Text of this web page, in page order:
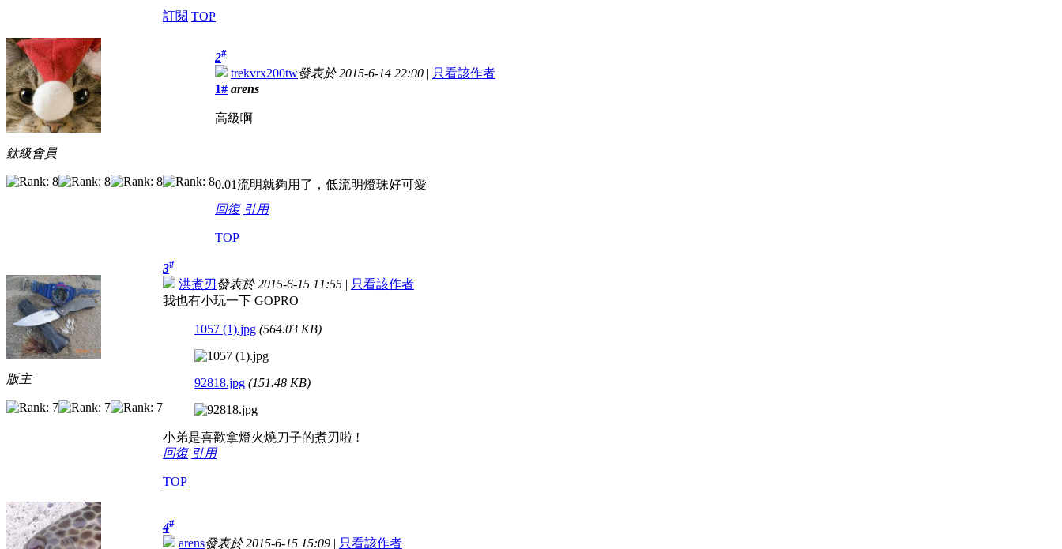
訂閱 TOP
鈦級會員
2#
trekvrx200tw發表於 2015-6-14 22:00 | 只看該作者
1# arens
高級啊
0.01流明就夠用了，低流明燈珠好可愛
回復 引用
TOP
版主
3#
洪煮刃 發表於 2015-6-15 11:55 | 只看該作者
我也有小玩一下 GOPRO
1057 (1).jpg (564.03 KB)
92818.jpg (151.48 KB)
小弟是喜歡拿燈火燒刀子的煮刃啦 !
回復 引用
TOP
4#
arens發表於 2015-6-15 15:09 | 只看該作者